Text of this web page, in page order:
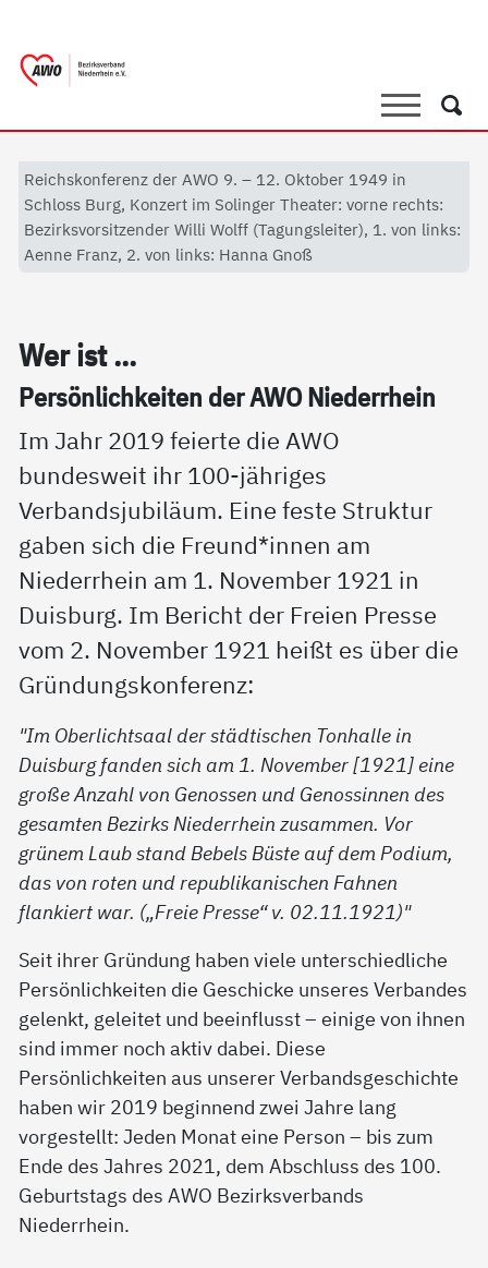
SucheSuche
Reichskonferenz der AWO 9. – 12. Oktober 1949 in
Schloss Burg, Konzert im Solinger Theater: vorne rechts:
Bezirksvorsitzender Willi Wolff (Tagungsleiter), 1. von links:
Aenne Franz, 2. von links: Hanna Gnoß
Wer ist ...
Per­sön­lich­kei­ten der AWO Nie­der­r­hein
Im Jahr 2019 feierte die AWO
bundesweit ihr 100-jähriges
Verbandsjubiläum. Eine feste Struktur
gaben sich die Freund*innen am
Niederrhein am 1. November 1921 in
Duisburg. Im Bericht der Freien Presse
vom 2. November 1921 heißt es über die
Gründungskonferenz:
"Im Oberlichtsaal der städtischen Tonhalle in
Duisburg fanden sich am 1. November [1921] eine
große Anzahl von Genossen und Genossinnen des
gesamten Bezirks Niederrhein zusammen. Vor
grünem Laub stand Bebels Büste auf dem Podium,
das von roten und republikanischen Fahnen
flankiert war. („Freie Presse“ v. 02.11.1921)"
Seit ihrer Gründung haben viele unterschiedliche
Persönlichkeiten die Geschicke unseres Verbandes
gelenkt, geleitet und beeinflusst – einige von ihnen
sind immer noch aktiv dabei. Diese
Persönlichkeiten aus unserer Verbandsgeschichte
haben wir 2019 beginnend zwei Jahre lang
vorgestellt: Jeden Monat eine Person – bis zum
Ende des Jahres 2021, dem Abschluss des 100.
Geburtstags des AWO Bezirksverbands
Niederrhein.